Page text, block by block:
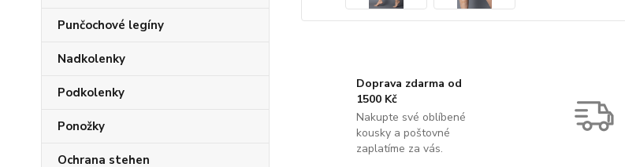
Punčochové legíny
Nadkolenky
Podkolenky
Ponožky
Ochrana stehen
Doprava zdarma od
1500 Kč
Nakupte své oblíbené
kousky a poštovné
zaplatíme za vás.